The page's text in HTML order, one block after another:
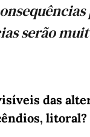
serão
das
litoral?